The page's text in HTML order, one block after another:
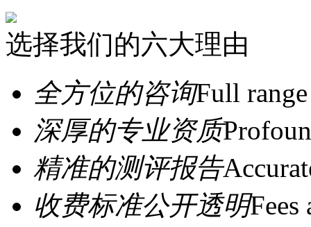
选择我们的六大理由
全方位的咨询Full
深厚的专业资质
精准的测评报告
收费标准公开透明Fees